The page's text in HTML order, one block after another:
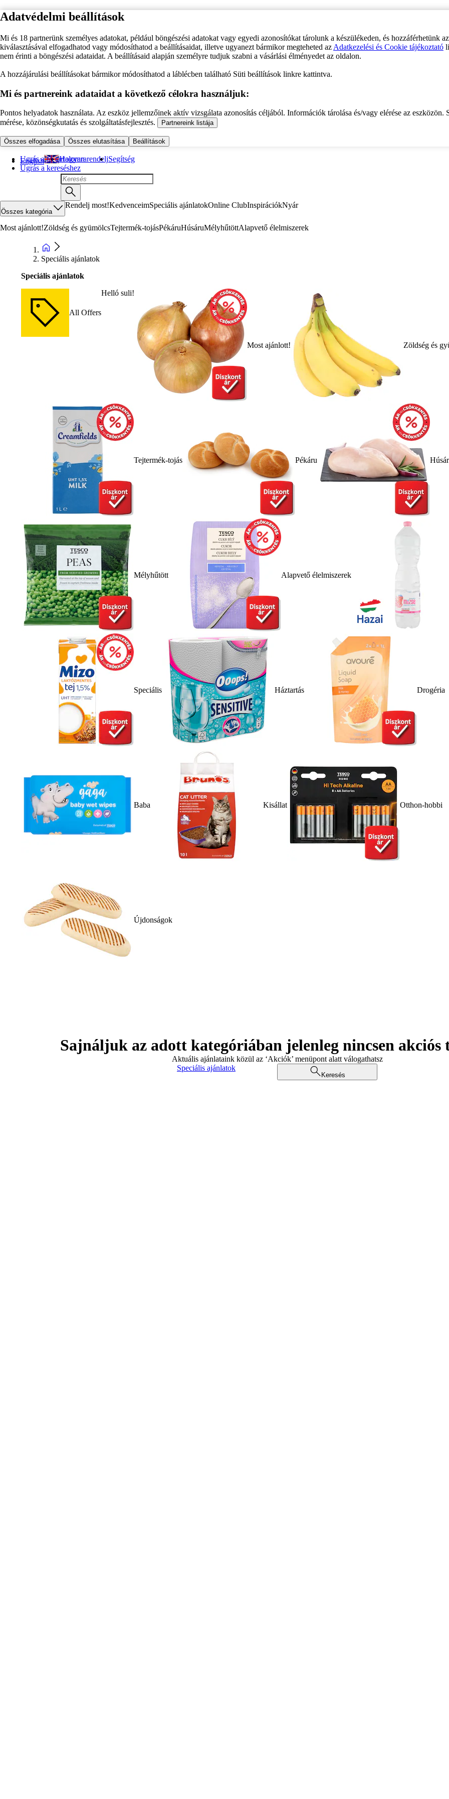
Adatvédelmi beállítások
Mi és 18 partnerünk személyes adatokat, például böngészési adatokat vagy egyedi azonosítókat tárolunk a készülékeden, és hozzáférhetünk
kiválasztásával elfogadhatod vagy módosíthatod a beállításaidat, illetve ugyanezt bármikor megteheted az Adatkezelési és Cookie tájékoztató
nem érinti a böngészési adataidat. A beállításaid alapján személyre tudjuk szabni a vásárlási élményedet az oldalon.
A hozzájárulási beállításokat bármikor módosíthatod a láblécben található Süti beállítások linkre kattintva.
Mi és partnereink adataidat a következő célokra használjuk:
Pontos helyadatok használata. Az eszköz jellemzőinek aktív vizsgálata azonosítás céljából. Információk tárolása és/vagy elérése az eszközön.
mérése, közönségkutatás és szolgáltatásfejlesztés.
Partnereink listája
Összes elfogadása Összes elutasítása Beállítások
Ugrás a fő tartalomra
Ugrás a kereséshez
English Hogyan rendeljSegítség
Összes kategória
Rendelj most!KedvenceimSpeciális ajánlatokOnline ClubInspirációkNyár
Most ajánlott!Zöldség és gyümölcsTejtermék-tojásPékáruHúsáruMélyhűtöttAlapvető élelmiszerek
Speciális ajánlatok
Speciális ajánlatok
All Offers
Helló suli!
Most ajánlott! Zöldség és
Tejtermék-tojás Pékáru
Mélyhűtött Alapvető élelmiszerek
Speciális Háztartás Drogéria
Baba Kisállat Otthon-hobbi
Újdonságok
Sajnáljuk az adott kategóriában jelenleg nincsen akciós
Aktuális ajánlataink közül az ‘Akciók’ menüpont alatt válogathatsz
Speciális ajánlatok
Keresés